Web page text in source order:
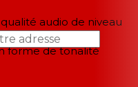
audio de niveau
forme de tonalité